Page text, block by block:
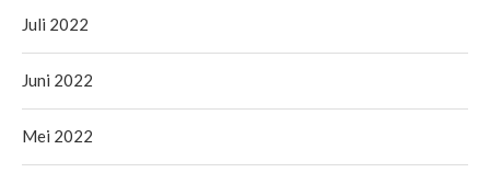
Juli 2022
Juni 2022
Mei 2022